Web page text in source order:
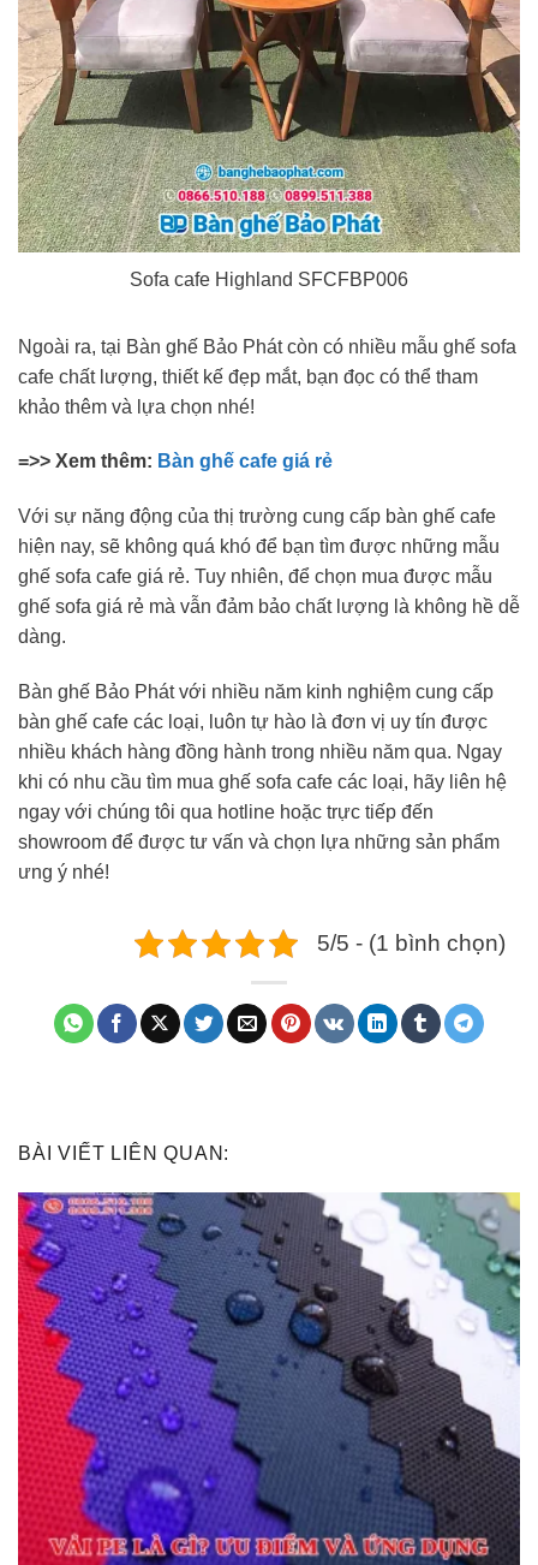
Sofa cafe Highland SFCFBP006
Ngoài ra, tại Bàn ghế Bảo Phát còn có nhiều mẫu ghế sofa
cafe chất lượng, thiết kế đẹp mắt, bạn đọc có thể tham
khảo thêm và lựa chọn nhé!
=>> Xem thêm: Bàn ghế cafe giá rẻ
Với sự năng động của thị trường cung cấp bàn ghế cafe
hiện nay, sẽ không quá khó để bạn tìm được những mẫu
ghế sofa cafe giá rẻ. Tuy nhiên, để chọn mua được mẫu
ghế sofa giá rẻ mà vẫn đảm bảo chất lượng là không hề dễ
dàng.
Bàn ghế Bảo Phát với nhiều năm kinh nghiệm cung cấp
bàn ghế cafe các loại, luôn tự hào là đơn vị uy tín được
nhiều khách hàng đồng hành trong nhiều năm qua. Ngay
khi có nhu cầu tìm mua ghế sofa cafe các loại, hãy liên hệ
ngay với chúng tôi qua hotline hoặc trực tiếp đến
showroom để được tư vấn và chọn lựa những sản phẩm
ưng ý nhé!
5/5 - (1 bình chọn)
BÀI VIẾT LIÊN QUAN: